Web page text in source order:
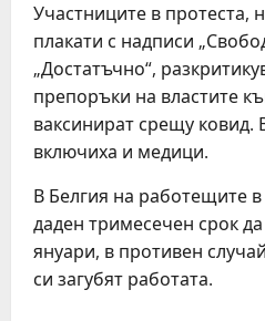
Участниците в протеста,
плакати с надписи
„Достатъчно“,
препоръки на властите
ваксинират срещу ковид.
включиха и медици.
В Белгия на работещите
даден тримесечен срок
януари, в противен
си загубят работата.